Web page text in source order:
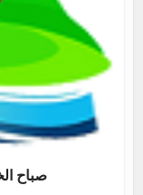
صباح